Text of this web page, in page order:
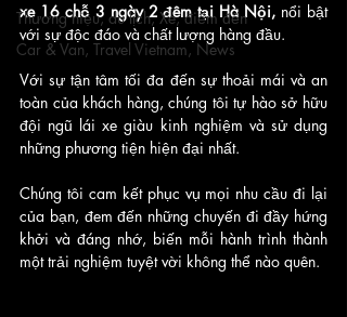
Thương hiệu, du lịch, Xe, điểm đến
Car & Van, Travel Vietnam, News
xe 16 chỗ 3 ngày 2 đêm tại Hà Nội, nổi bật
với sự độc đáo và chất lượng hàng đầu.
Với sự tận tâm tối đa đến sự thoải mái và an
toàn của khách hàng, chúng tôi tự hào sở hữu
đội ngũ lái xe giàu kinh nghiệm và sử dụng
những phương tiện hiện đại nhất.
Chúng tôi cam kết phục vụ mọi nhu cầu đi lại
của bạn, đem đến những chuyến đi đầy hứng
khởi và đáng nhớ, biến mỗi hành trình thành
một trải nghiệm tuyệt vời không thể nào quên.